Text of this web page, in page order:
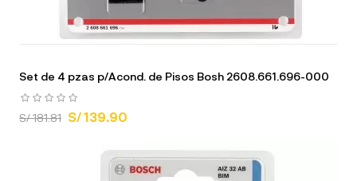
Set de 4 pzas p/Acond. de Pisos Bosh 2608.661.696-000
S/ 181.81 S/ 139.90